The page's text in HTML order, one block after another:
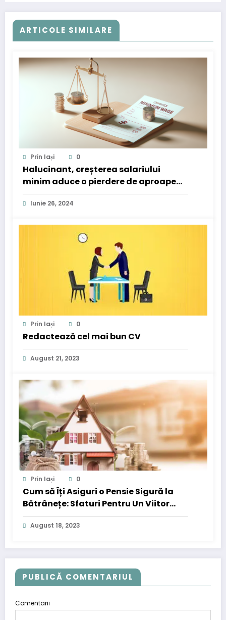
ARTICOLE SIMILARE
Prin Iași 0
Halucinant, creșterea salariului
minim aduce o pierdere de aproape
100 lei pentru 1 leu primit.
Iunie 26, 2024
Prin Iași 0
Redactează cel mai bun CV
August 21, 2023
Prin Iași 0
Cum să Îți Asiguri o Pensie Sigură la
Bătrânețe: Sfaturi Pentru Un Viitor
Financiar Liniștit
August 18, 2023
PUBLICĂ COMENTARIUL
Comentarii